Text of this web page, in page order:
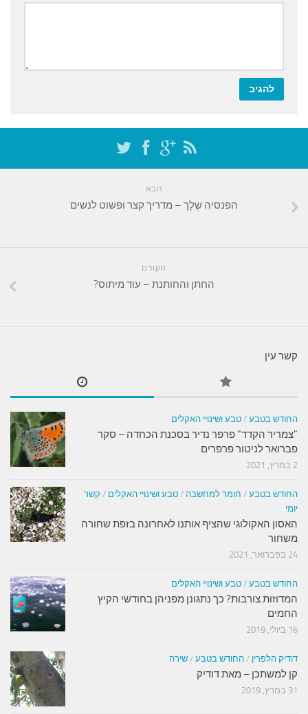
הבא
הפנסיה שֶלָך – מדריך קצר ופשוט לנשים
הקודם
החתן והחותנת – עוד מיתוס?
קשר עין
החודש בטבע / טבע ושינויי האקלים
"צמריר הקדד" פרפר נדיר בסכנת הכחדה – סקר
פברואר לניטור פרפרים
2 במרץ, 2021
החודש בטבע / חומר למחשבה / טבע ושינויי האקלים / קשר
יומי
האסון האקולוגי שהציף אותנו לאחרונה בזפת שחורה
משחור
24 בפברואר, 2021
החודש בטבע / טבע ושינויי האקלים
המדוזות צורבות? כך נתגונן מפניהן בחודשי הקיץ
החמים
16 ביולי, 2019
דודיק הלפרין / החודש בטבע / שירה
קן למשתכן – מאת דודיק
31 במרץ, 2019